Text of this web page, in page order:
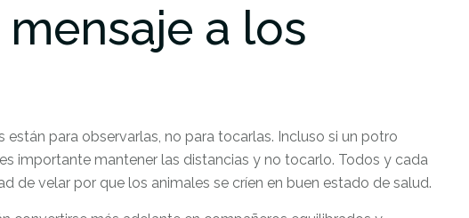
a los
para observarlas, no para tocarlas. Incluso si un potro
importante mantener las distancias y no tocarlo. Todos y cada
de velar por que los animales se críen en buen estado de salud.